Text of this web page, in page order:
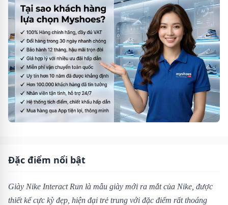
Đặc điểm nổi bật
Giày Nike Interact Run là mẫu giày mới ra mắt của Nike, được
thiết kế cực kỳ đẹp, hiện đại trẻ trung với đặc điểm rất thoáng